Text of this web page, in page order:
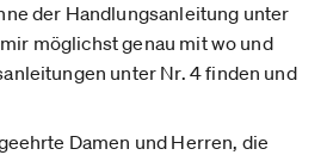
der Handlungsanleitung unter
möglichst genau mit wo und
unter Nr. 4 finden und
Damen und Herren, die